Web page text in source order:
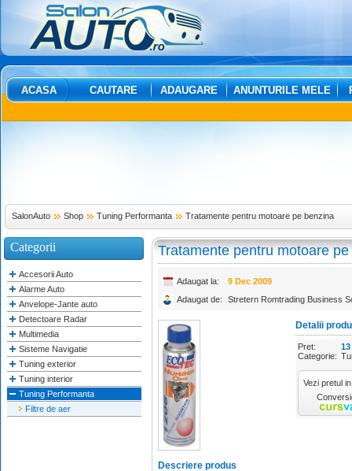
ACASA CAUTARE ADAUGARE ANUNTURILE MELE
SalonAuto Shop Tuning Performanta Tratamente pentru motoare pe benzina
Categorii
Accesorii Auto
Alarme Auto
Anvelope-Jante auto
Detectoare Radar
Multimedia
Sisteme Navigatie
Tuning exterior
Tuning interior
Tuning Performanta
Filtre de aer
Tratamente pentru motoare
Adaugat la:
9 Dec 2009
Adaugat de:
Stretern Romtrading Business
Detalii
Pret:
13
Categorie:
Vezi pretul in
Descriere produs